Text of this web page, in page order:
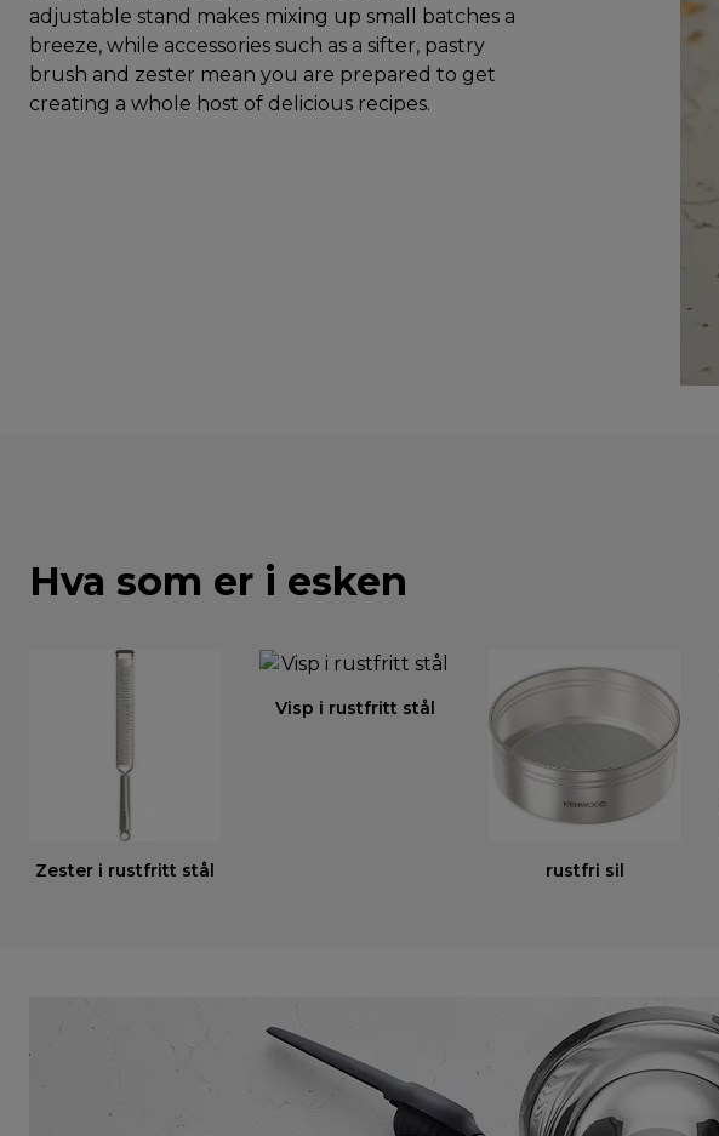
adjustable stand makes mixing up small batches a
breeze, while accessories such as a sifter, pastry
brush and zester mean you are prepared to get
creating a whole host of delicious recipes.
Hva som er i esken
Zester i rustfritt stål
Visp i rustfritt stål
rustfri sil